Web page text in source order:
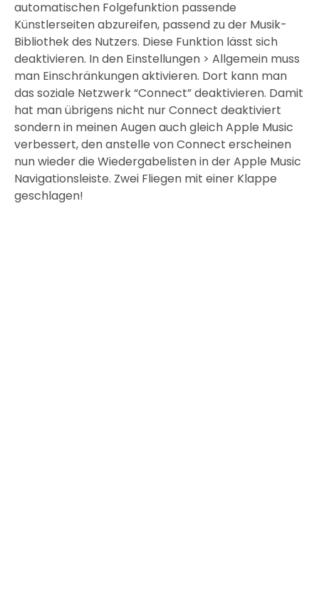
automatischen Folgefunktion passende
Künstlerseiten abzureifen, passend zu der Musik-
Bibliothek des Nutzers. Diese Funktion lässt sich
deaktivieren. In den Einstellungen > Allgemein muss
man Einschränkungen aktivieren. Dort kann man
das soziale Netzwerk “Connect” deaktivieren. Damit
hat man übrigens nicht nur Connect deaktiviert
sondern in meinen Augen auch gleich Apple Music
verbessert, den anstelle von Connect erscheinen
nun wieder die Wiedergabelisten in der Apple Music
Navigationsleiste. Zwei Fliegen mit einer Klappe
geschlagen!